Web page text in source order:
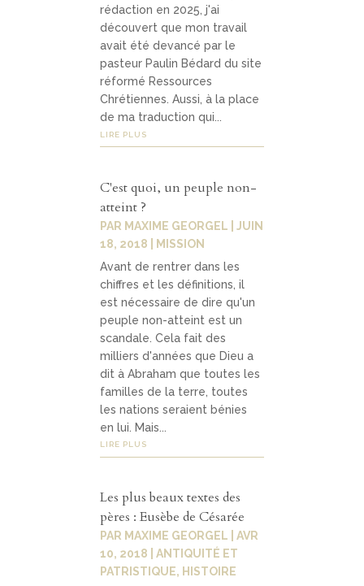
rédaction en 2025, j'ai
découvert que mon travail
avait été devancé par le
pasteur Paulin Bédard du site
réformé Ressources
Chrétiennes. Aussi, à la place
de ma traduction qui...
LIRE PLUS
C'est quoi, un peuple non-
atteint ?
PAR MAXIME GEORGEL |JUIN
18, 2018
MISSION
Avant de rentrer dans les
chiffres et les définitions, il
est nécessaire de dire qu'un
peuple non-atteint est un
scandale. Cela fait des
milliers d'années que Dieu a
dit à Abraham que toutes les
familles de la terre, toutes
les nations seraient bénies
en lui. Mais...
LIRE PLUS
Les plus beaux textes des
pères : Eusèbe de Césarée
PAR MAXIME GEORGEL |AVR
10, 2018 |ANTIQUITÉ ET
PATRISTIQUE, HISTOIRE